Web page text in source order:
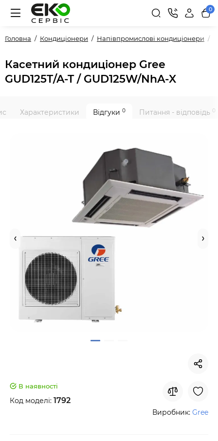
0
Головна Кондиціонери Напівпромислові кондиціонери
Касетний кондиціонер Gree
GUD125T/A-T / GUD125W/NhA-X
Характеристики Відгуки 0 Питання - відповідь 0
В наявності
Код моделі: 1792
Виробник: Gree